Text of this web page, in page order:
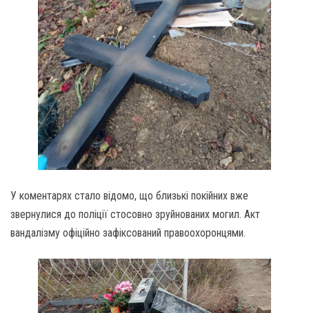
У коментарях стало відомо, що близькі покійних вже
звернулися до поліції стосовно зруйнованих могил. Акт
вандалізму офіційно зафіксований правоохоронцями.